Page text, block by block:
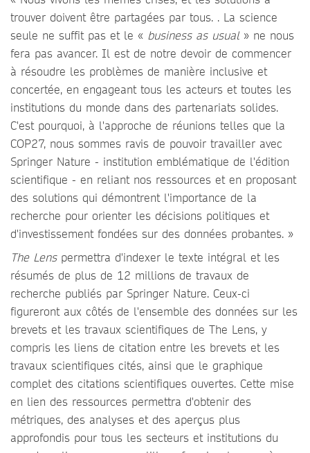
trouver doivent être partagées par tous. . La science
seule ne suffit pas et le « business as usual» ne nous
fera pas avancer. Il est de notre devoir de commencer
à résoudre les problèmes de manière inclusive et
concertée, en engageant tous les acteurs et toutes les
institutions du monde dans des partenariats solides.
C'est pourquoi, à l'approche de réunions telles que la
COP27, nous sommes ravis de pouvoir travailler avec
Springer Nature - institution emblématique de l'édition
scientifique - en reliant nos ressources et en proposant
des solutions qui démontrent l'importance de la
recherche pour orienter les décisions politiques et
d'investissement fondées sur des données probantes. »
The Lenspermettra d'indexer le texte intégral et les
résumés de plus de 12 millions de travaux de
recherche publiés par Springer Nature. Ceux-ci
figureront aux côtés de l'ensemble des données sur les
brevets et les travaux scientifiques de The Lens, y
compris les liens de citation entre les brevets et les
travaux scientifiques cités, ainsi que le graphique
complet des citations scientifiques ouvertes. Cette mise
en lien des ressources permettra d'obtenir des
métriques, des analyses et des aperçus plus
approfondis pour tous les secteurs et institutions du